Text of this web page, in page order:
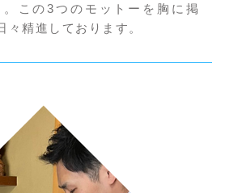
この3つのモットーを胸に掲
々精進しております。